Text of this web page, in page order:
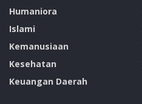
Humaniora
Islami
Kemanusiaan
Kesehatan
Keuangan Daerah